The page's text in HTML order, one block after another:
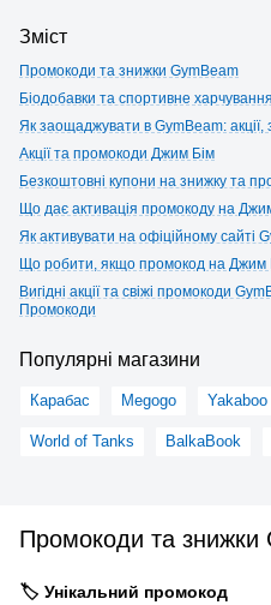
Промокоди та знижки
🏷️ Унікальний промокод
Зміст
Промокоди та знижки GymBeam
Біодобавки та спортивне
Як заощаджувати в GymBeam:
Акції та промокоди Джим Бім
Безкоштовні купони на знижку та
Що дає активація промокоду на
Як активувати на офіційному сайті
Що робити, якщо промокод на Джим
Вигідні акції та свіжі промокоди
Промокоди
Популярні магазини
Карабас Megogo Yakaboo
World of Tanks BalkaBook